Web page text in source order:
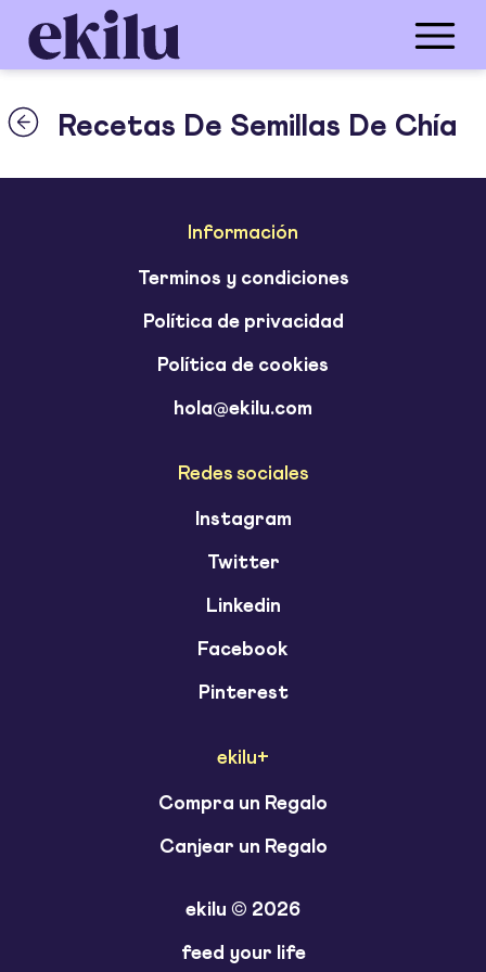
Recetas De Semillas De Chía
Información
Terminos y condiciones
Política de privacidad
Política de cookies
hola@ekilu.com
Redes sociales
Instagram
Twitter
Linkedin
Facebook
Pinterest
ekilu+
Compra un Regalo
Canjear un Regalo
ekilu © 2026
feed your life